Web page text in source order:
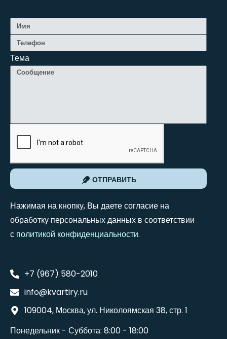
Тема
ОТПРАВИТЬ
Нажимая на кнопку, Вы даете согласие на
обработку персональных данных в соответствии
с политикой конфиденциальности.
+7 (967) 580-2010
info@kvartiry.ru
109004, Москва, ул. Николоямская 38, стр. 1
Понедельник - Суббота: 8:00 - 18:00